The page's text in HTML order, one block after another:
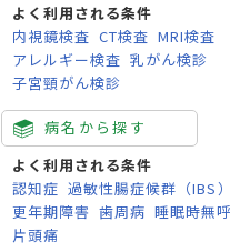
よく利用される条件
内視鏡検査 CT検査 MRI検査
アレルギー検査 乳がん検診
子宮頸がん検診
病名から探す
よく利用される条件
認知症 過敏性腸症候群（IBS）
更年期障害 歯周病 睡眠時無
片頭痛